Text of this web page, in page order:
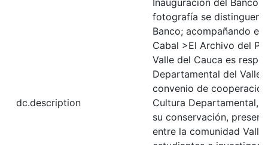
dc.description
fotografía se distinguen
Banco; acompañando el
Cabal >El Archivo del
Valle del Cauca es
Departamental del Valle
convenio de
Cultura Departamental,
su conservación,
entre la comunidad